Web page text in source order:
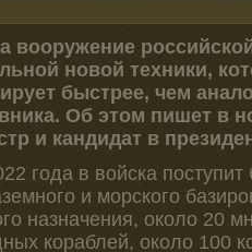
вооружение
новой техники,
быстрее, чем
Об этом пишет в
и кандидат в
года в войска
и морского
назначения, около 20
кораблей, около 100